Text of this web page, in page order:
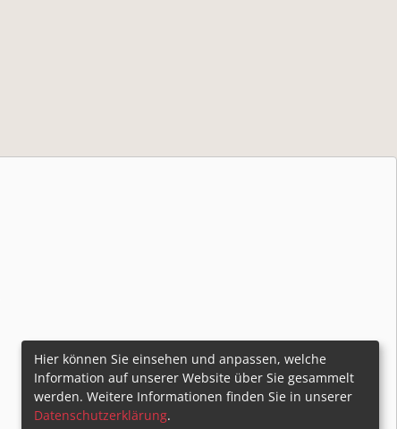
Hier können Sie einsehen und anpassen, welche
Information auf unserer Website über Sie gesammelt
werden. Weitere Informationen finden Sie in unserer
Datenschutzerklärung.